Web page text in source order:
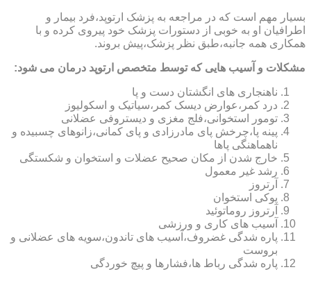
بسیار مهم است که در مراجعه به پزشک ارتوپد،فرد بیمار و
اطرافیان او به خوبی از دستورات پزشک خود پیروی کرده و با
همکاری همه جانبه،طبق نظر پزشک،پیش بروند.
مشکلات و آسیب هایی که توسط متخصص ارتوپد درمان می شود:
ناهنجاری های انگشتان دست و پا
درد کمر،عوارض دیسک کمر،سیاتیک و اسکولیوز
تومور استخوانی،فلج مغزی و دیستروفی عضلانی
پینه پا،چرخش پای مادرزادی و پای کمانی،زانوهای چسبیده و
ناهماهنگی پاها
خارج شدن از مکان صحیح عضلات و استخوان و شکستگی
رشد غیر معمول
آرتروز
پوکی استخوان
آرتروز روماتوئید
آسیب های کاری و ورزشی
پاره شدگی غضروف،آسیب های تاندون،سویه های عضلانی و
بروست
پاره شدگی رباط ها،فشارها و پیچ خوردگی